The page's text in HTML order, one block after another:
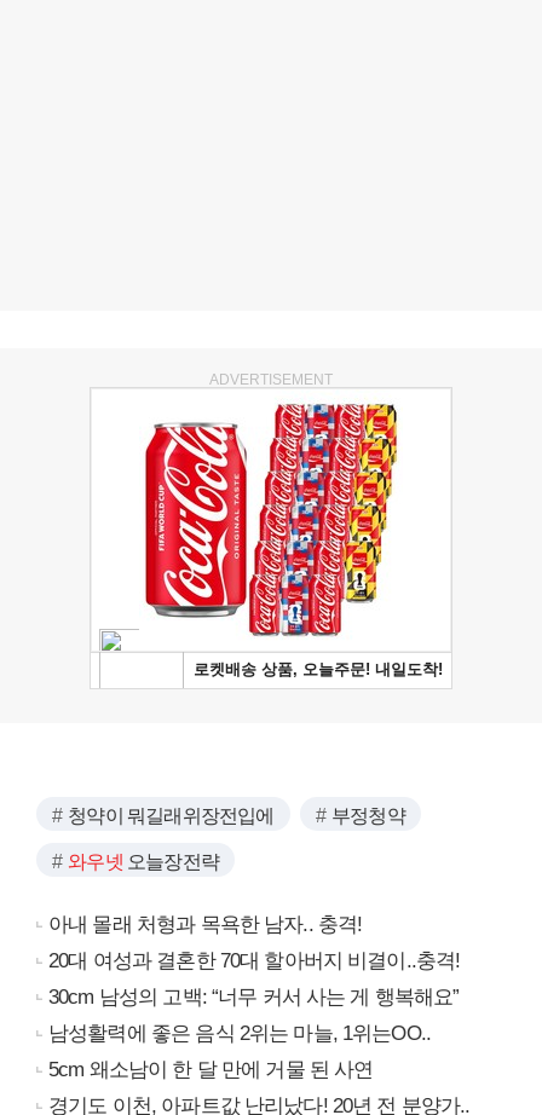
ADVERTISEMENT
청약이 뭐길래위장전입에 부정청약
와우넷 오늘장전략
아내 몰래 처형과 목욕한 남자.. 충격!
20대 여성과 결혼한 70대 할아버지 비결이..충격!
30cm 남성의 고백: “너무 커서 사는 게 행복해요”
남성활력에 좋은 음식 2위는 마늘, 1위는OO..
5cm 왜소남이 한 달 만에 거물 된 사연
경기도 이천, 아파트값 난리났다! 20년 전 분양가..